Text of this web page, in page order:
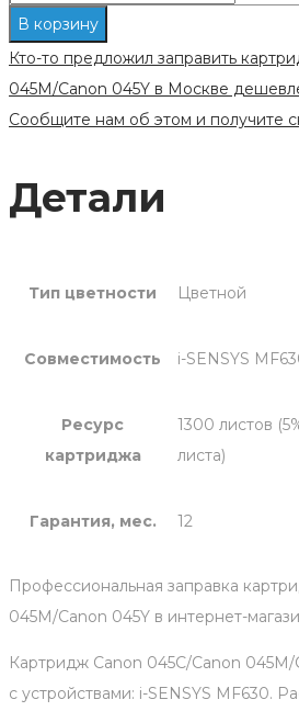
Заправка
картриджа
В корзину
Кто-то предложил заправить
045M/Canon 045Y в Москве
Сообщите нам об этом и получите
Детали
Тип цветности Цветной
Совместимость i-SENSYS
Ресурс
картриджа
1300 листов
листа)
Гарантия, мес. 12
Профессиональная заправка
045M/Canon 045Y в интернет-
Картридж Canon 045C/Canon
с устройствами: i-SENSYS MF630.